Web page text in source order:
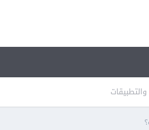
والتطبيقات